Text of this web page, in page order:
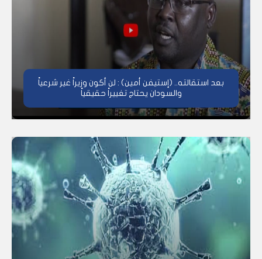
بعد استقالته.. (إستيفن أمين) : لن أكون وزيراً غير شرعياً
والسودان يحتاج تغييراً حقيقياً